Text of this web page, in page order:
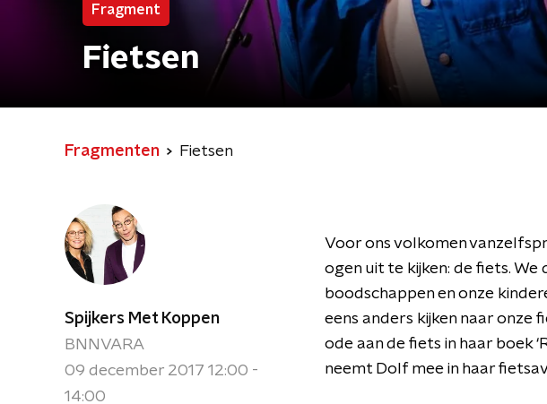
Fragment
Fietsen
Fragmenten Fietsen
Spijkers Met Koppen
BNNVARA
09 december 2017 12:00 -
14:00
Voor ons volkomen
ogen uit te kijken: de fiets. We
boodschappen en onze
eens anders kijken naar onze
ode aan de fiets in haar boek
neemt Dolf mee in haar